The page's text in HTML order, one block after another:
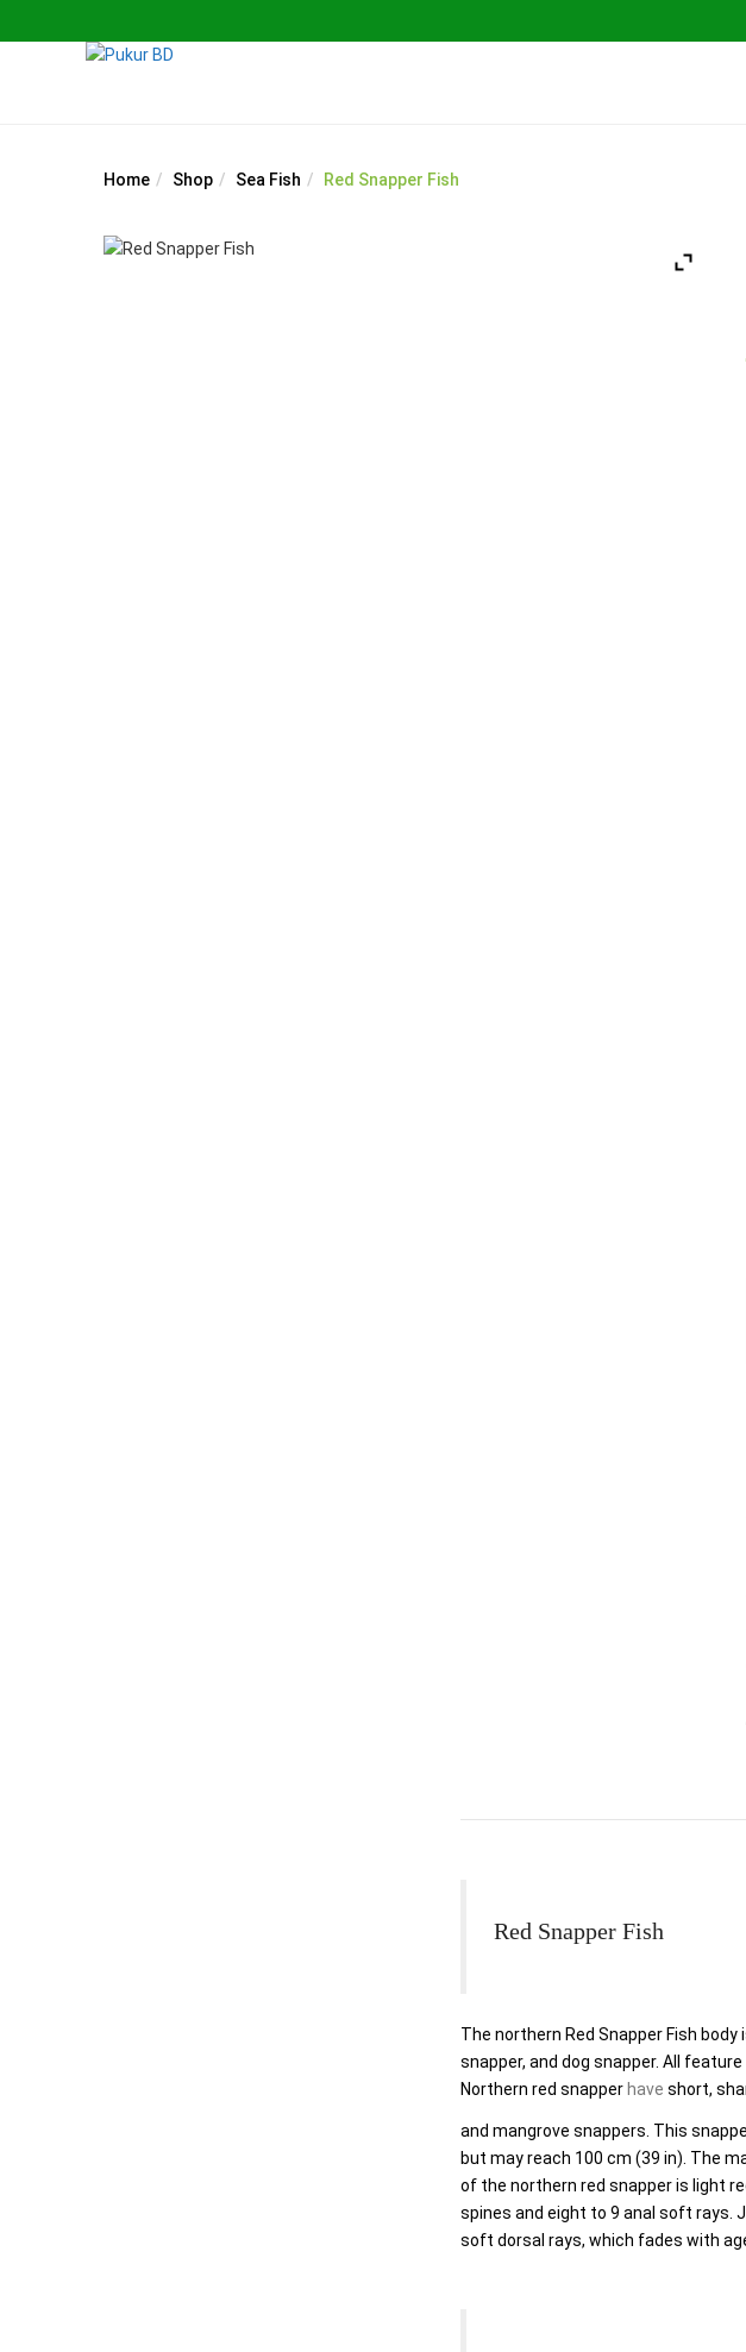
Home Shop Sea Fish Red Snapper Fish
Red Snapper Fish
The northern Red Snapper Fish
snapper, and dog snapper. All
Northern red snapper have short,
and mangrove snappers. This
but may reach 100 cm (39 in). The
of the northern red snapper is light
spines and eight to 9 anal soft rays.
soft dorsal rays, which fades with